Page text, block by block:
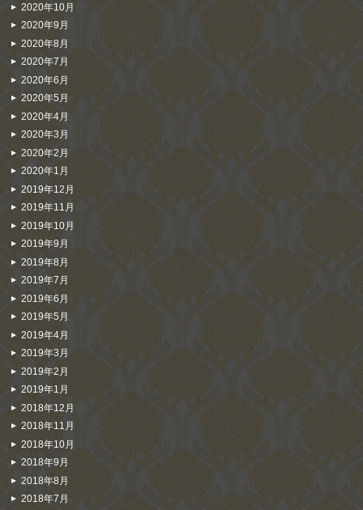
2020年10月
2020年9月
2020年8月
2020年7月
2020年6月
2020年5月
2020年4月
2020年3月
2020年2月
2020年1月
2019年12月
2019年11月
2019年10月
2019年9月
2019年8月
2019年7月
2019年6月
2019年5月
2019年4月
2019年3月
2019年2月
2019年1月
2018年12月
2018年11月
2018年10月
2018年9月
2018年8月
2018年7月